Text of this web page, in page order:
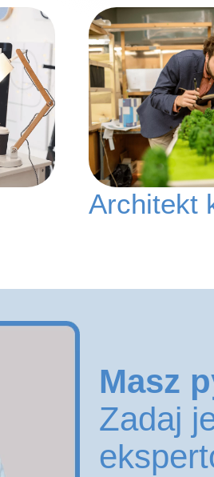
Architekt
Masz
Zadaj